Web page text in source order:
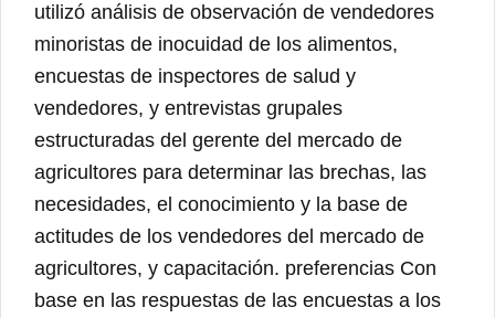
utilizó análisis de observación de vendedores
minoristas de inocuidad de los alimentos,
encuestas de inspectores de salud y
vendedores, y entrevistas grupales
estructuradas del gerente del mercado de
agricultores para determinar las brechas, las
necesidades, el conocimiento y la base de
actitudes de los vendedores del mercado de
agricultores, y capacitación. preferencias Con
base en las respuestas de las encuestas a los